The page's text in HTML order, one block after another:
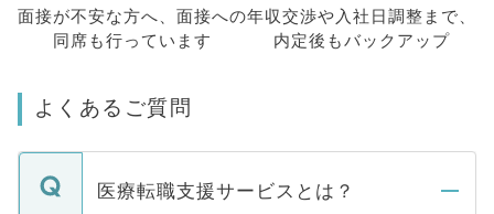
面接が不安な方へ、 面接への
同席も行っています
年収交渉や入社日調整まで、
内定後もバックアップ
よくあるご質問
医療転職支援サービスとは？